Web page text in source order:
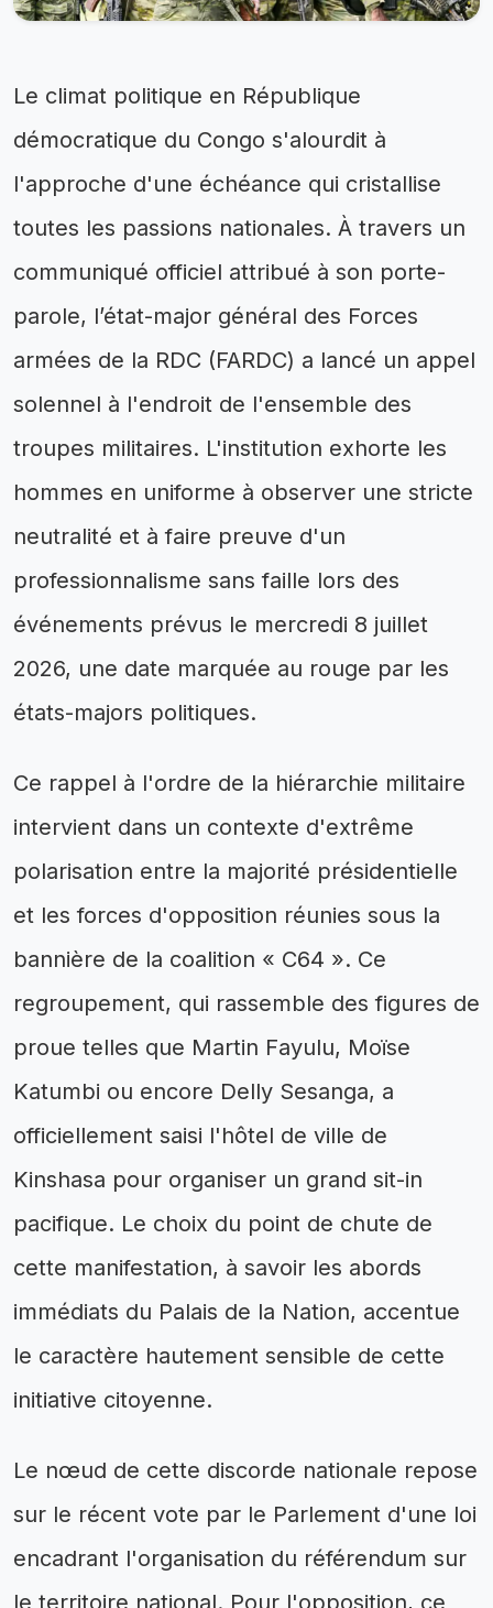
Le climat politique en République
démocratique du Congo s'alourdit à
l'approche d'une échéance qui cristallise
toutes les passions nationales. À travers un
communiqué officiel attribué à son porte-
parole, l’état-major général des Forces
armées de la RDC (FARDC) a lancé un appel
solennel à l'endroit de l'ensemble des
troupes militaires. L'institution exhorte les
hommes en uniforme à observer une stricte
neutralité et à faire preuve d'un
professionnalisme sans faille lors des
événements prévus le mercredi 8 juillet
2026, une date marquée au rouge par les
états-majors politiques.
Ce rappel à l'ordre de la hiérarchie militaire
intervient dans un contexte d'extrême
polarisation entre la majorité présidentielle
et les forces d'opposition réunies sous la
bannière de la coalition « C64 ». Ce
regroupement, qui rassemble des figures de
proue telles que Martin Fayulu, Moïse
Katumbi ou encore Delly Sesanga, a
officiellement saisi l'hôtel de ville de
Kinshasa pour organiser un grand sit-in
pacifique. Le choix du point de chute de
cette manifestation, à savoir les abords
immédiats du Palais de la Nation, accentue
le caractère hautement sensible de cette
initiative citoyenne.
Le nœud de cette discorde nationale repose
sur le récent vote par le Parlement d'une loi
encadrant l'organisation du référendum sur
le territoire national. Pour l'opposition, ce